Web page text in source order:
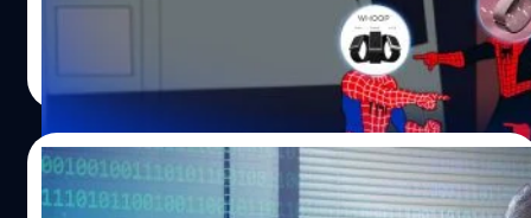
อนาคต AI ไม่ได้บอกว่า "ปลอม" แต่ช่วยคัดกรอง…
Whoop และ Fitbit Air แบบซื้อขาดโดยไม่ต้องสมัครสมาชิก
เตรียมท้าชน Whoop-Fitbit Air ตัวเรือนใช้วัสดุผสมโพลิเมอร์
เสริมแรงเส้นใยที่แข็งแรง แต่น้ำหนักเบาเพียง 14.8 กรัม
ออกแบบมาให้มีความยืดหยุ่น โดยสามารถเลือกสวมใส่ได้ทั้ง
บริเวณข้อมือ หรือจะนำไปรัดที่แขนก็ทำได้เช่นกันส่วนสายรัด
ของ CIRQA ผลิตจากวัสดุผ้าที่ให้ความรู้สึกเบาสบายเมื่อสวม
ใส่ โดยมีสีสันให้เลือกหลากหลาย ได้แก่ สีดำ (Black),
สีน้ำเงิน (Captain Blue), สีม่วงอ่อน (Mauve) และสีเทา
10/07/2026